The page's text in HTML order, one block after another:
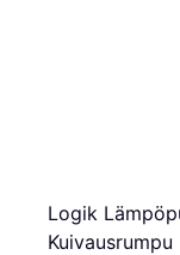
Logik
Kuivausrumpu